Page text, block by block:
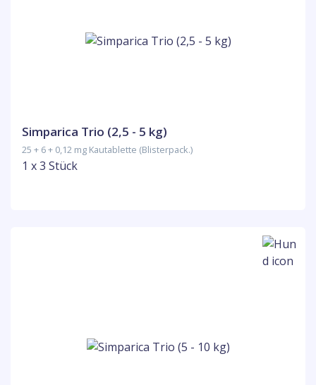
Simparica Trio (2,5 - 5 kg)
25 + 6 + 0,12 mg Kautablette (Blisterpack.)
1 x 3 Stück